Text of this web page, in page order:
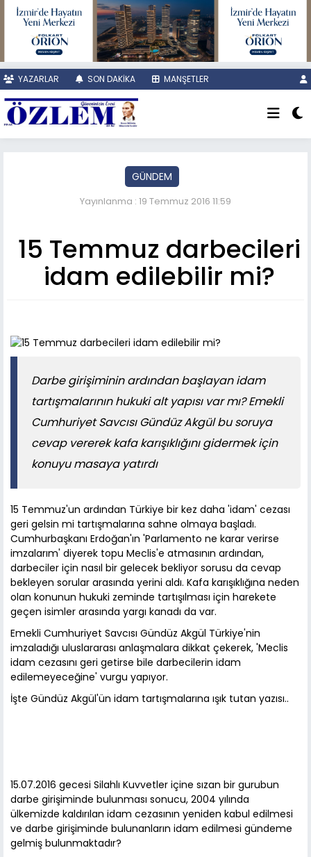
YAZARLAR SON DAKİKA MANŞETLER
GÜNDEM
Yayınlanma : 19 Temmuz 2016 11:59
15 Temmuz darbecileri
idam edilebilir mi?
Darbe girişiminin ardından başlayan idam
tartışmalarının hukuki alt yapısı var mı? Emekli
Cumhuriyet Savcısı Gündüz Akgül bu soruya
cevap vererek kafa karışıklığını gidermek için
konuyu masaya yatırdı
15 Temmuz'un ardından Türkiye bir kez daha 'idam' cezası
geri gelsin mi tartışmalarına sahne olmaya başladı.
Cumhurbaşkanı Erdoğan'ın 'Parlamento ne karar verirse
imzalarım' diyerek topu Meclis'e atmasının ardından,
darbeciler için nasıl bir gelecek bekliyor sorusu da cevap
bekleyen sorular arasında yerini aldı. Kafa karışıklığına neden
olan konunun hukuki zeminde tartışılması için harekete
geçen isimler arasında yargı kanadı da var.
Emekli Cumhuriyet Savcısı Gündüz Akgül Türkiye'nin
imzaladığı uluslararası anlaşmalara dikkat çekerek, 'Meclis
idam cezasını geri getirse bile darbecilerin idam
edilemeyeceğine' vurgu yapıyor.
İşte Gündüz Akgül'ün idam tartışmalarına ışık tutan yazısı..
15.07.2016 gecesi Silahlı Kuvvetler içine sızan bir gurubun
darbe girişiminde bulunması sonucu, 2004 yılında
ülkemizde kaldırılan idam cezasının yeniden kabul edilmesi
ve darbe girişiminde bulunanların idam edilmesi gündeme
gelmiş bulunmaktadır?